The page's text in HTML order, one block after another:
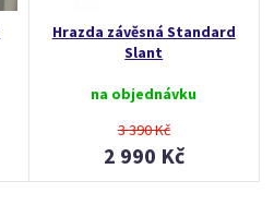
Hrazda závěsná Standard
Slant
na objednávku
3 390 Kč
2 990 Kč